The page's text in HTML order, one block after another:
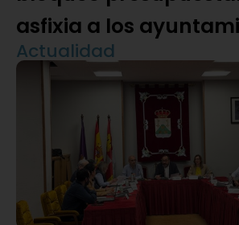
asfixia a los
Actualidad